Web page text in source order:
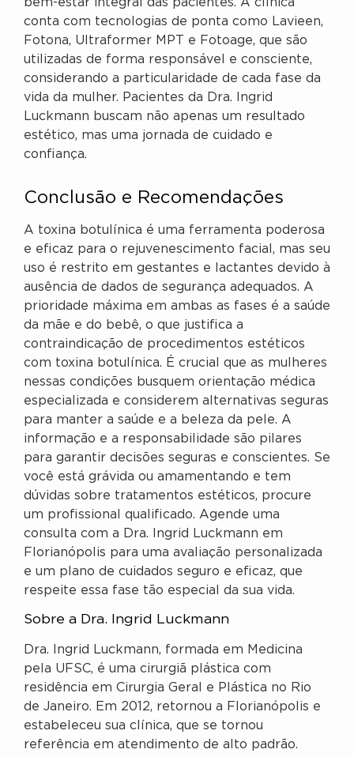
bem-estar integral das pacientes. A clínica
conta com tecnologias de ponta como Lavieen,
Fotona, Ultraformer MPT e Fotoage, que são
utilizadas de forma responsável e consciente,
considerando a particularidade de cada fase da
vida da mulher. Pacientes da Dra. Ingrid
Luckmann buscam não apenas um resultado
estético, mas uma jornada de cuidado e
confiança.
Conclusão e Recomendações
A toxina botulínica é uma ferramenta poderosa
e eficaz para o rejuvenescimento facial, mas seu
uso é restrito em gestantes e lactantes devido à
ausência de dados de segurança adequados. A
prioridade máxima em ambas as fases é a saúde
da mãe e do bebê, o que justifica a
contraindicação de procedimentos estéticos
com toxina botulínica. É crucial que as mulheres
nessas condições busquem orientação médica
especializada e considerem alternativas seguras
para manter a saúde e a beleza da pele. A
informação e a responsabilidade são pilares
para garantir decisões seguras e conscientes. Se
você está grávida ou amamentando e tem
dúvidas sobre tratamentos estéticos, procure
um profissional qualificado. Agende uma
consulta com a Dra. Ingrid Luckmann em
Florianópolis para uma avaliação personalizada
e um plano de cuidados seguro e eficaz, que
respeite essa fase tão especial da sua vida.
Sobre a Dra. Ingrid Luckmann
Dra. Ingrid Luckmann, formada em Medicina
pela UFSC, é uma cirurgiã plástica com
residência em Cirurgia Geral e Plástica no Rio
de Janeiro. Em 2012, retornou a Florianópolis e
estabeleceu sua clínica, que se tornou
referência em atendimento de alto padrão.